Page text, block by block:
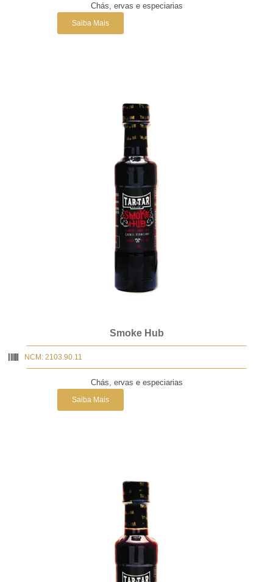
Chás, ervas e especiarias
Saiba Mais
Smoke Hub
NCM: 2103.90.11
Chás, ervas e especiarias
Saiba Mais